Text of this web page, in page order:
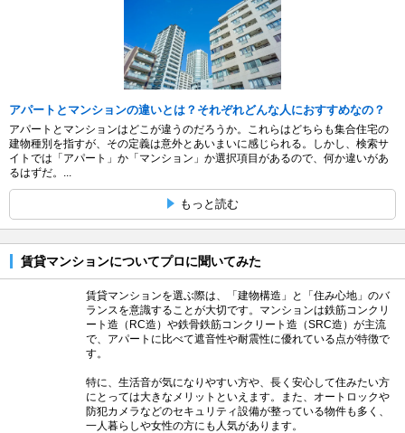
アパートとマンションの違いとは？それぞれどんな人におすすめなの？
アパートとマンションはどこが違うのだろうか。これらはどちらも集合住宅の
建物種別を指すが、その定義は意外とあいまいに感じられる。しかし、検索サ
イトでは「アパート」か「マンション」か選択項目があるので、何か違いがあ
るはずだ。...
もっと読む
賃貸マンションについてプロに聞いてみた
賃貸マンションを選ぶ際は、「建物構造」と「住み心地」のバ
ランスを意識することが大切です。マンションは鉄筋コンクリ
ート造（RC造）や鉄骨鉄筋コンクリート造（SRC造）が主流
で、アパートに比べて遮音性や耐震性に優れている点が特徴で
す。
特に、生活音が気になりやすい方や、長く安心して住みたい方
にとっては大きなメリットといえます。また、オートロックや
防犯カメラなどのセキュリティ設備が整っている物件も多く、
一人暮らしや女性の方にも人気があります。